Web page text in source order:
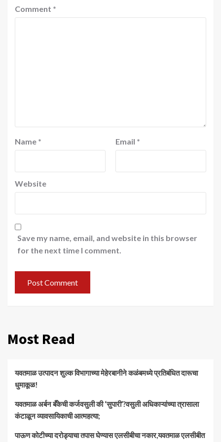
Comment *
Name * Email *
Website
Save my name, email, and website in this browser
for the next time I comment.
Most Read
यवतमाळ उत्पादन शुल्क विभागाच्या मेहेरबानीने कळंबमध्ये प्रतिबंधित दारूचा
धुमाकूळ!
​यवतमाळ अर्बन बँकेची कर्जवसुली की ‘सुपारी’?वसुली अधिकाऱ्यांच्या त्रासाला
कंटाळून व्यावसायिकाची आत्महत्या;
पाऊण कोटीच्या दरोड्याचा तपास घेण्यास एलसीबीचा नकार,यवतमाळ एलसीबीत